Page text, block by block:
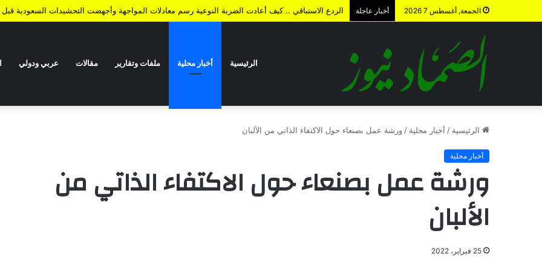
الجمعة, أغسطس 7 2026 أخبار عاجلة الردع الاستباقي .. كيف أعادت الضربة النوعية رسم معادلات المواجهة وأجهضت التحشيدات السعودية قبل
الرئيسية أخبار محلية ملفات وتقارير مقالات عربي ودولي
الرئيسية / أخبار محلية / ورشة عمل بصنعاء حول الاكتفاء الذاتي من الألبان
أخبار محلية
ورشة عمل بصنعاء حول الاكتفاء الذاتي من
الألبان
25 فبراير، 2022